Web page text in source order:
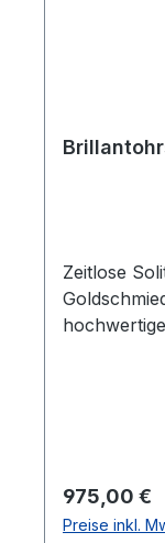
Zeitlose
Ohrstecker
Regulärer
975,00 €
Preise inkl.